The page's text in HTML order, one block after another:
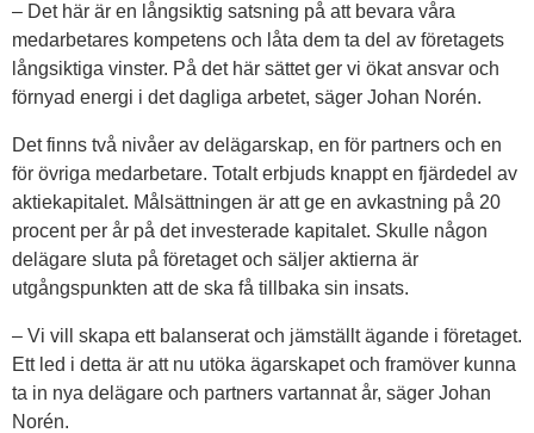
– Det här är en långsiktig satsning på att bevara våra
medarbetares kompetens och låta dem ta del av företagets
långsiktiga vinster. På det här sättet ger vi ökat ansvar och
förnyad energi i det dagliga arbetet, säger Johan Norén.
Det finns två nivåer av delägarskap, en för partners och en
för övriga medarbetare. Totalt erbjuds knappt en fjärdedel av
aktiekapitalet. Målsättningen är att ge en avkastning på 20
procent per år på det investerade kapitalet. Skulle någon
delägare sluta på företaget och säljer aktierna är
utgångspunkten att de ska få tillbaka sin insats.
– Vi vill skapa ett balanserat och jämställt ägande i företaget.
Ett led i detta är att nu utöka ägarskapet och framöver kunna
ta in nya delägare och partners vartannat år, säger Johan
Norén.